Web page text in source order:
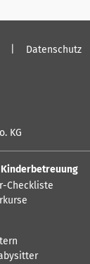
Datenschutz
KG
Checkliste